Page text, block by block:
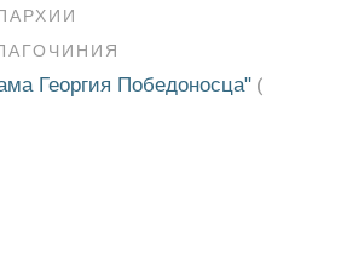
Георгия Победоносца" (